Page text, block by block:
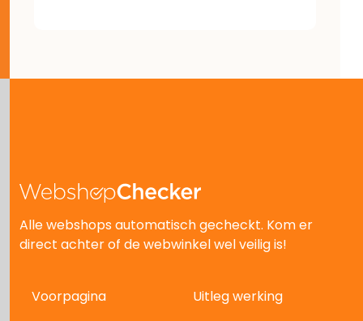
Alle webshops automatisch gecheckt. Kom er
direct achter of de webwinkel wel veilig is!
Voorpagina
Uitleg werking